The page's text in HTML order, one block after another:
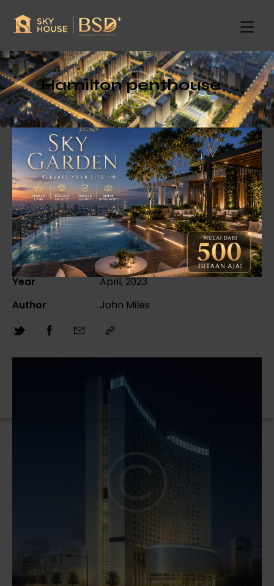
Hamilton penthouse
Lorem ipsum dolor sit amet, consectetur adipiscing
elit, sed do eiusmod tempor incididunt ut labore et
dolore magna aliqua. Ut enim ad minim veniam, quis
nostrud exercitation ullamco laboris nisi ut aliquip ex
ea commodo consequat.
Client
Park Avenue
Year
April, 2023
Author
John Miles